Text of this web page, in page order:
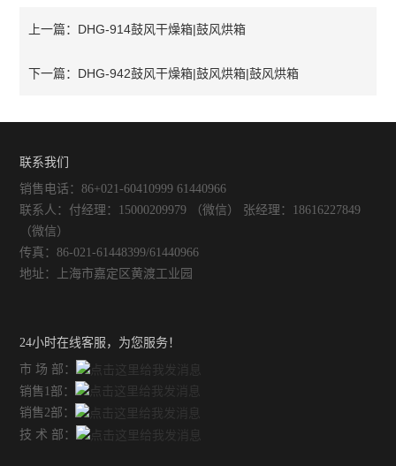
上一篇： DHG-914鼓风干燥箱|鼓风烘箱
下一篇： DHG-942鼓风干燥箱|鼓风烘箱|鼓风烘箱
联系我们
销售电话：86+021-60410999 61440966
联系人：付经理：15000209979 （微信） 张经理：18616227849
（微信）
传真：86-021-61448399/61440966
地址：上海市嘉定区黄渡工业园
24小时在线客服，为您服务！
市 场 部：
销售1部：
销售2部：
技 术 部：